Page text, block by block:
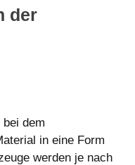
der
dem
in eine Form
werden je nach